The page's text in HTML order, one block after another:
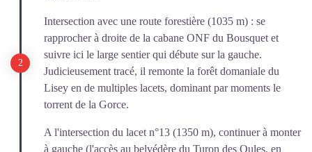
Intersection avec une route forestière (1035 m) : se
rapprocher à droite de la cabane ONF du Bousquet et
suivre ici le large sentier qui débute sur la gauche.
Judicieusement tracé, il remonte la forêt domaniale du
Lisey en de multiples lacets, dominant par moments le
torrent de la Gorce.
A l'intersection du lacet n°13 (1350 m), continuer à monter
à gauche (l'accès au belvédère du Turon des Oules, en